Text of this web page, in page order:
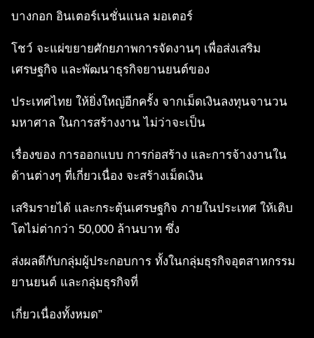
บางกอก อินเตอร์เนชั่นแนล มอเตอร์
โชว์ จะแผ่ขยายศักยภาพการจัดงานๆ เพื่อส่งเสริม
เศรษฐกิจ และพัฒนาธุรกิจยานยนต์ของ
ประเทศไทย ให้ยิ่งใหญ่อีกครั้ง จากเม็ดเงินลงทุนจานวน
มหาศาล ในการสร้างงาน ไม่ว่าจะเป็น
เรื่องของ การออกแบบ การก่อสร้าง และการจ้างงานใน
ด้านต่างๆ ที่เกี่ยวเนื่อง จะสร้างเม็ดเงิน
เสริมรายได้ และกระตุ้นเศรษฐกิจ ภายในประเทศ ให้เติบ
โตไม่ต่ากว่า 50,000 ล้านบาท ซึ่ง
ส่งผลดีกับกลุ่มผู้ประกอบการ ทั้งในกลุ่มธุรกิจอุตสาหกรรม
ยานยนต์ และกลุ่มธุรกิจที่
เกี่ยวเนื่องทั้งหมด”